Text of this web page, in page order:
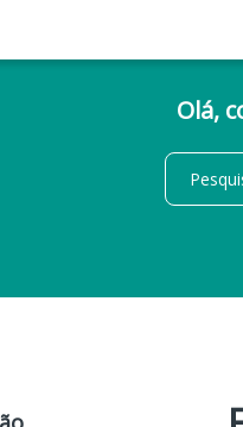
Olá,